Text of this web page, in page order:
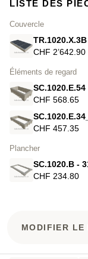
LISTE DES
Couvercle
TR.1020.X.3B
CHF 2’642.90
Éléments de regard
CHF 568.65
CHF 457.35
Plancher
SC.1020.B -
CHF 234.80
MODIFIER LE